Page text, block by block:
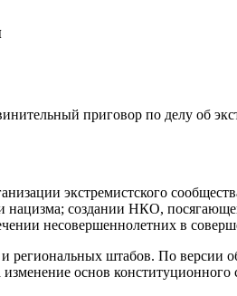
приговор по делу об
экстремистского
нацизма; создании НКО,
несовершеннолетних в
региональных штабов. По версии
основ